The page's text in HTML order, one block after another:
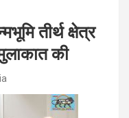
तीर्थ क्षेत्र
की